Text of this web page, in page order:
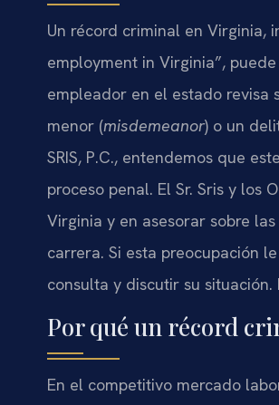
Un récord criminal en Virginia,
employment in Virginia”,
empleador en el estado revisa
menor (misdemeanor) o un
SRIS, P.C., entendemos que
proceso penal. El Sr. Sris y
Virginia y en asesorar sobre
carrera. Si esta preocupación
consulta y discutir su situación.
Por qué un récord
En el competitivo mercado